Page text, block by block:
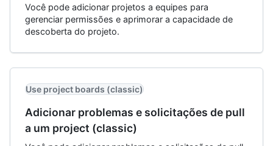
Você pode adicionar projetos a equipes para
gerenciar permissões e aprimorar a capacidade de
descoberta do projeto.
Use project boards (classic)
Adicionar problemas e solicitações de pull
a um project (classic)